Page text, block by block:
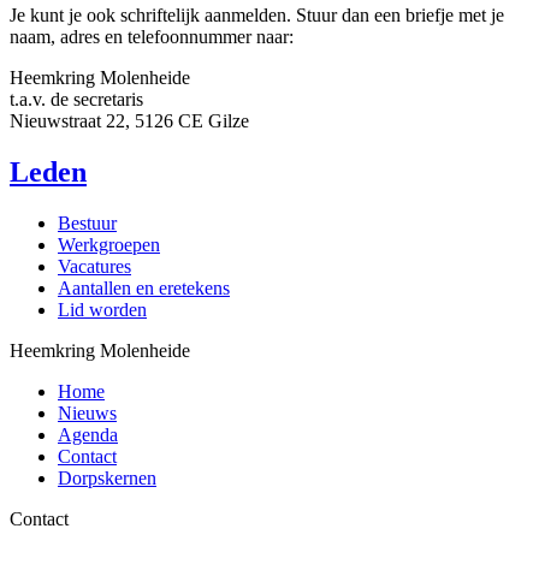
Je kunt je ook schriftelijk aanmelden. Stuur dan een briefje met je
naam, adres en telefoonnummer naar:
Heemkring Molenheide
t.a.v. de secretaris
Nieuwstraat 22, 5126 CE Gilze
Leden
Bestuur
Werkgroepen
Vacatures
Aantallen en eretekens
Lid worden
Heemkring Molenheide
Home
Nieuws
Agenda
Contact
Dorpskernen
Contact